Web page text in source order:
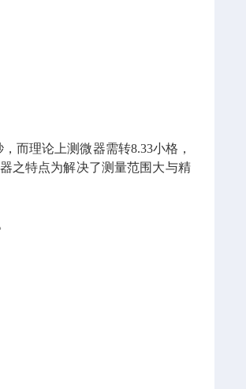
而理论上测微器需转8.33小格，
之特点为解决了测量范围大与精